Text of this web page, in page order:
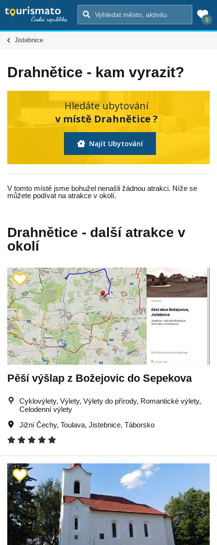
0
Jistebnice
Drahnětice - kam vyrazit?
Hledáte ubytování
v místě Drahnětice ?
Najít Ubytování
V tomto místě jsme bohužel nenašli žádnou atrakci. Níže se
můžete podívat na atrakce v okolí.
Drahnětice - další atrakce v
okolí
Pěší výšlap z Božejovic do Sepekova
Cyklovýlety, Výlety, Výlety do přírody, Romantické výlety,
Celodenní výlety
Jižní Čechy, Toulava, Jistebnice, Táborsko